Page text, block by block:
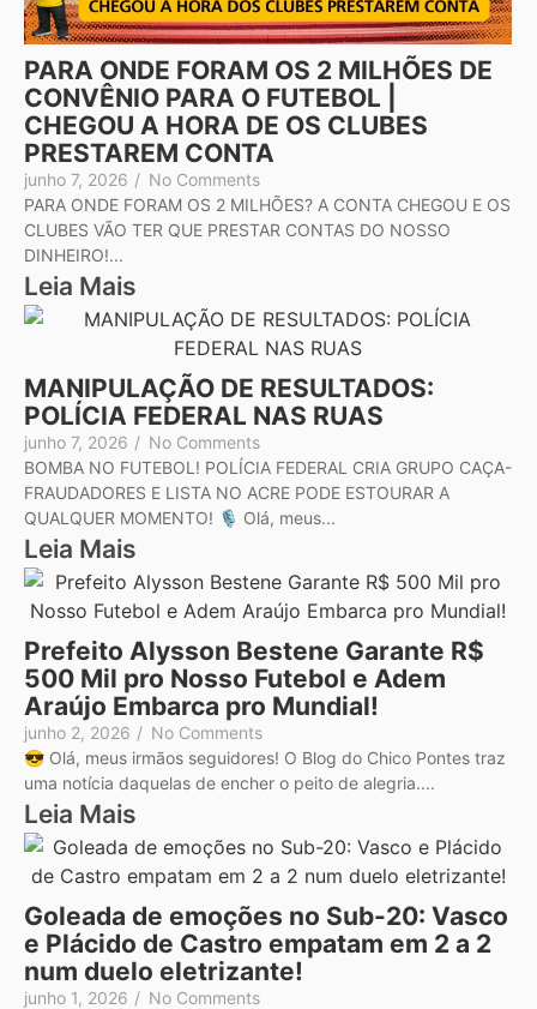
PARA ONDE FORAM OS 2 MILHÕES DE
CONVÊNIO PARA O FUTEBOL |
CHEGOU A HORA DE OS CLUBES
PRESTAREM CONTA
junho 7, 2026 / No Comments
PARA ONDE FORAM OS 2 MILHÕES? A CONTA CHEGOU E OS
CLUBES VÃO TER QUE PRESTAR CONTAS DO NOSSO
DINHEIRO!...
Leia Mais
MANIPULAÇÃO DE RESULTADOS:
POLÍCIA FEDERAL NAS RUAS
junho 7, 2026 / No Comments
BOMBA NO FUTEBOL! POLÍCIA FEDERAL CRIA GRUPO CAÇA-
FRAUDADORES E LISTA NO ACRE PODE ESTOURAR A
QUALQUER MOMENTO! 🎙️ Olá, meus...
Leia Mais
Prefeito Alysson Bestene Garante R$
500 Mil pro Nosso Futebol e Adem
Araújo Embarca pro Mundial!
junho 2, 2026 / No Comments
😎 Olá, meus irmãos seguidores! O Blog do Chico Pontes traz
uma notícia daquelas de encher o peito de alegria....
Leia Mais
Goleada de emoções no Sub-20: Vasco
e Plácido de Castro empatam em 2 a 2
num duelo eletrizante!
junho 1, 2026 / No Comments